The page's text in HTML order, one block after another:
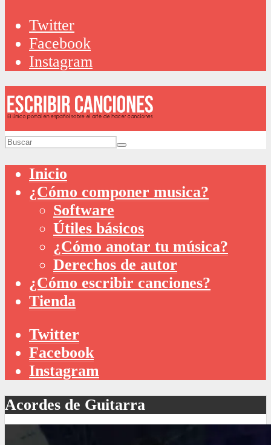
Twitter
Facebook
Instagram
Inicio
¿Cómo componer musica?
Software
Útiles básicos
¿Cómo anotar tu música?
Derechos de autor
¿Cómo escribir canciones?
Tienda
Twitter
Facebook
Instagram
Acordes de Guitarra